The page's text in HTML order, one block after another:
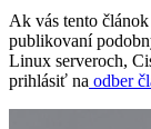
Ak vás tento
publikovaní
Linux serveroch,
prihlásiť na odber